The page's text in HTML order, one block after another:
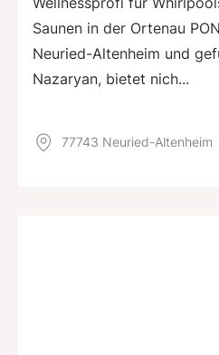
Saunen in der Ortenau
Neuried-Altenheim und
Nazaryan, bietet nich...
77743 Neuried-Altenheim